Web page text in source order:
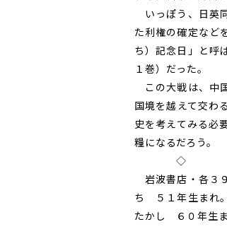
いっぽう、日英
た利権の確定など
ち）記念日」と呼
１巻）だった。
この大戦は、中
国境を越えて交わ
史を考えてみる必
糧になるだろう。
◇
岩波書店・各３
ち ５１年生まれ
たかし ６０年生